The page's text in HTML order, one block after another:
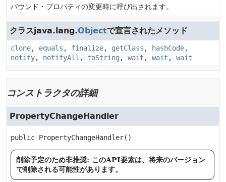
バウンド・プロパティの変更時に呼び出されます。
クラスjava.lang.Objectで宣言されたメソッド
clone, equals , finalize, getClass , hashCode,
notify, notifyAll , toString, wait , wait , wait
コンストラクタの詳細
PropertyChangeHandler
public PropertyChangeHandler()
削除予定のため非推奨: このAPI要素は、将来のバージョン
で削除される可能性があります。